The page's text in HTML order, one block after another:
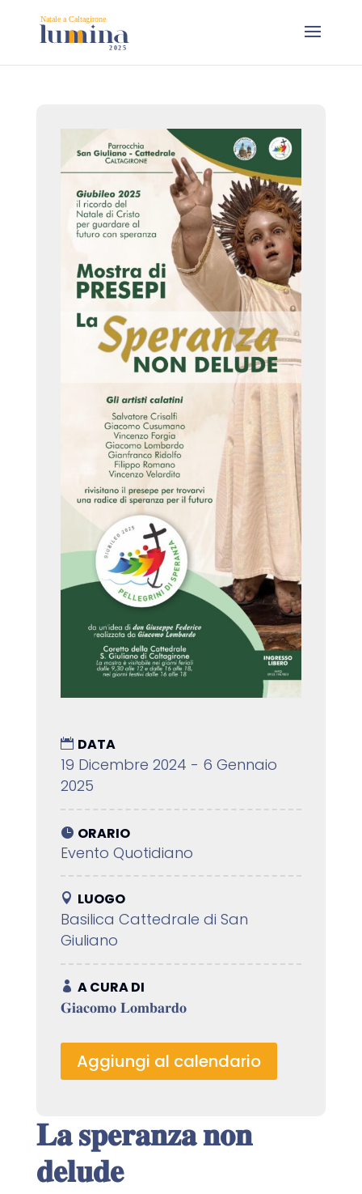
𝐋𝐚 𝐬𝐩𝐞𝐫𝐚𝐧𝐳𝐚 𝐧𝐨𝐧
𝐝𝐞𝐥𝐮𝐝𝐞
DATA
19 Dicembre 2024 - 6 Gennaio
2025
ORARIO
Evento Quotidiano
LUOGO
Basilica Cattedrale di San
Giuliano
A CURA DI
𝐆𝐢𝐚𝐜𝐨𝐦𝐨 𝐋𝐨𝐦𝐛𝐚𝐫𝐝𝐨
Aggiungi al calendario